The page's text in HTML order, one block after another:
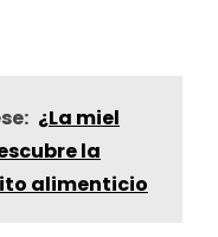
¿La miel
la
alimenticio